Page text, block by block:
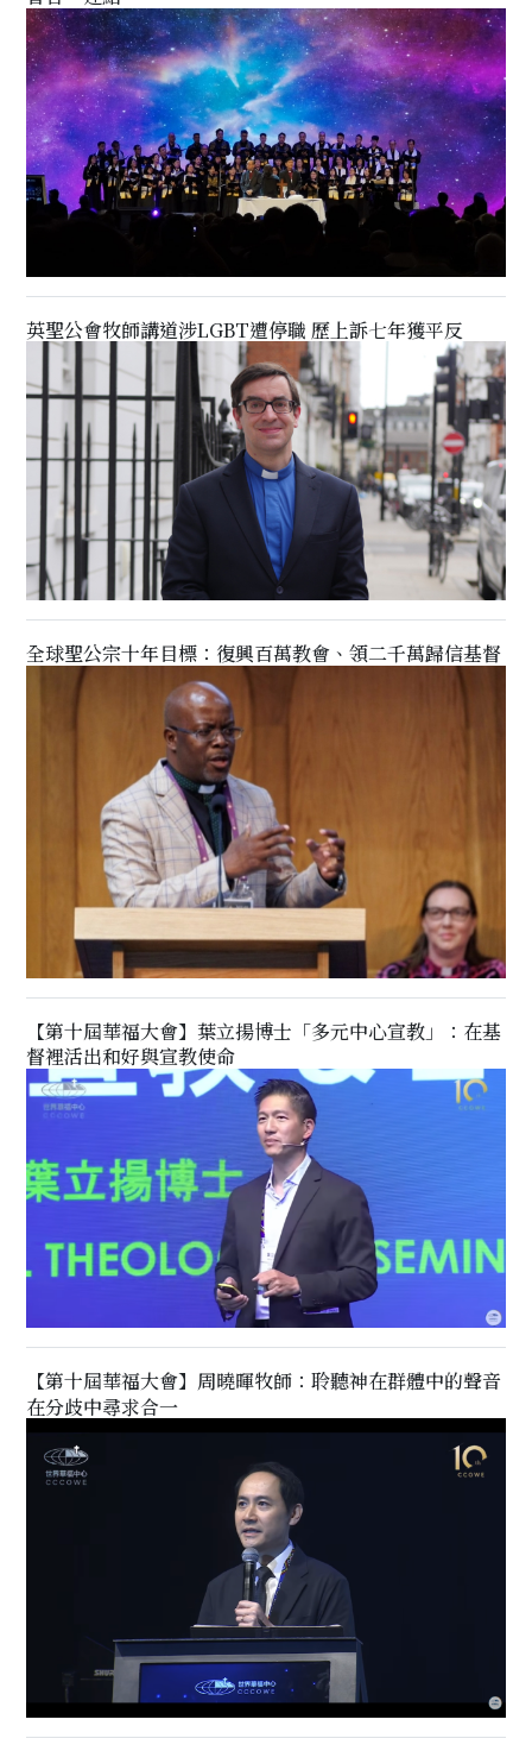
英聖公會牧師講道涉LGBT遭停職 歷上訴七年獲平反
全球聖公宗十年目標：復興百萬教會、領二千萬歸信基督
【第十屆華福大會】葉立揚博士「多元中心宣教」：在基
督裡活出和好與宣教使命
【第十屆華福大會】周曉暉牧師：聆聽神在群體中的聲音
在分歧中尋求合一